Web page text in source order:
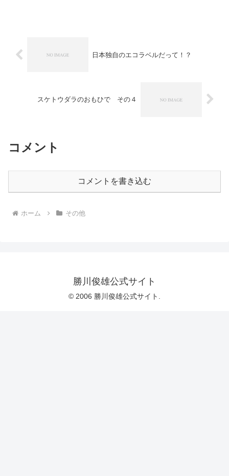
日本独自のエコラベルだって！？
スケトウダラのおもひで その４
コメント
コメントを書き込む
ホーム その他
勝川俊雄公式サイト
© 2006 勝川俊雄公式サイト.